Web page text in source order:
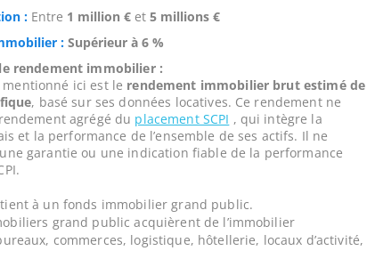
:Entre 1 million €et 5 millions €
: Supérieur à 6 %
rendement immobilier :
ici est le rendement immobilier brut estimé de
, basé sur ses données locatives. Ce rendement ne
agrégé du placement SCPI , qui intègre la
et la performance de l’ensemble de ses actifs. Il ne
garantie ou une indication fiable de la performance
à un fonds immobilier grand public.
grand public acquièrent de l’immobilier
commerces, logistique, hôtellerie, locaux d’activité,